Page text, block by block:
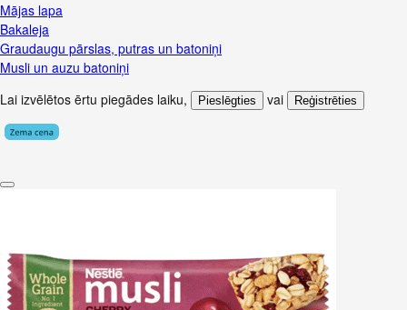
Mājas lapa
Bakaleja
Graudaugu pārslas, putras un batoniņi
Musli un auzu batoniņi
Lai izvēlētos ērtu piegādes laiku, Pieslēgties vai Reģistrēties